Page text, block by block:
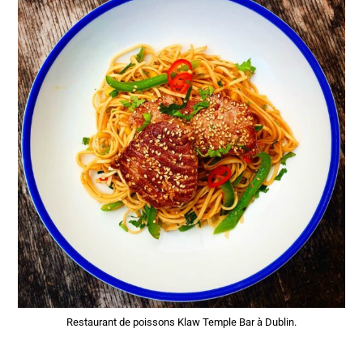
Restaurant de poissons Klaw Temple Bar à Dublin.